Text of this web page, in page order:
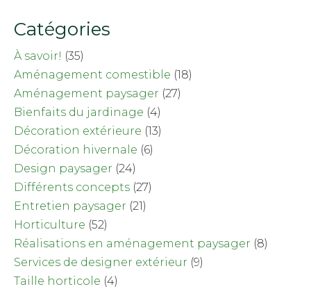
Catégories
À savoir! (35)
Aménagement comestible (18)
Aménagement paysager (27)
Bienfaits du jardinage (4)
Décoration extérieure (13)
Décoration hivernale (6)
Design paysager (24)
Différents concepts (27)
Entretien paysager (21)
Horticulture (52)
Réalisations en aménagement paysager (8)
Services de designer extérieur (9)
Taille horticole (4)